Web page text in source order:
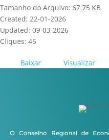
Tamanho do Arquivo: 67.75 KB
Created: 22-01-2026
Updated: 09-03-2026
Cliques: 46
Baixar Visualizar
O Conselho Regional de